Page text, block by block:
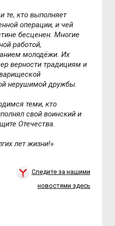
те, кто выполняет
операции, и чей
бесценен. Многие
работой,
молодёжи. Их
верности традициям и
нерушимой дружбы.
теми, кто
свой воинский и
Отечества.
лет жизни!»
Следите за нашими
новостями здесь